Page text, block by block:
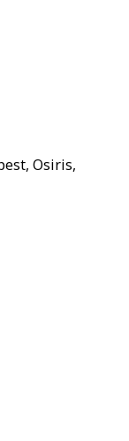
Osiris,